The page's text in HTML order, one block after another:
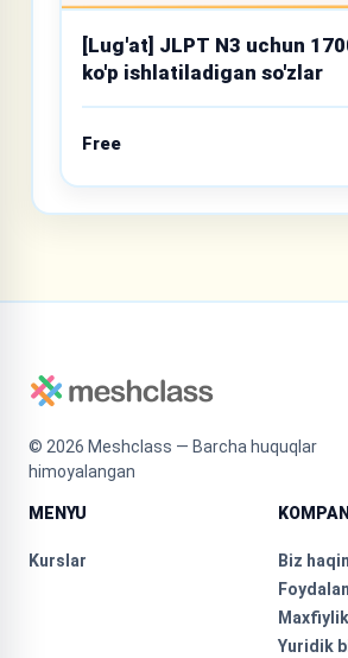
[Lug'at] JLPT N3 uchun
ko'p ishlatiladigan so'zlar
Free
© 2026 Meshclass — Barcha huquqlar
himoyalangan
MENYU
Kurslar
Biz
Yuridik